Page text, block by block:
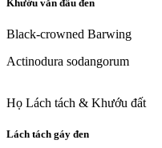
Khướu vằn đầu đen
Black-crowned Barwing
Actinodura sodangorum
Họ Lách tách & Khướu đất
Lách tách gáy đen